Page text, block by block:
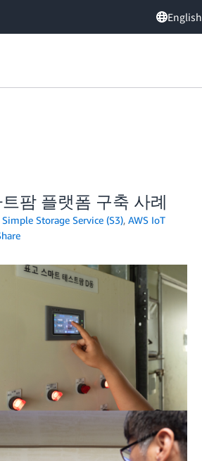
English
팜 플랫폼 구축 사례
Storage Service (S3), AWS IoT